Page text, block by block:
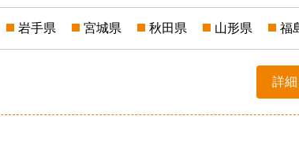
岩手県 宮城県 秋田県 山形県 福
詳